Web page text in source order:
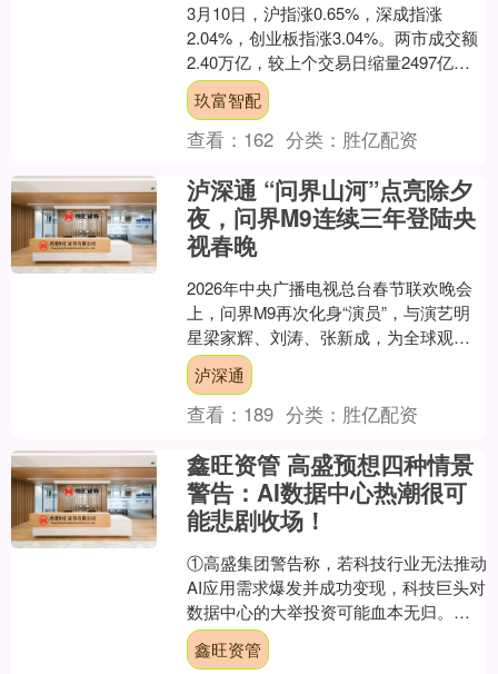
3月10日，沪指涨0.65%，深成指涨
2.04%，创业板指涨3.04%。两市成交额
2.40万亿，较上个交易日缩量2497亿。
数据显示，今日大盘主力资金净流入
29....
玖富智配
查看： 162 分类： 胜亿配资
泸深通 “问界山河”点亮除夕
夜，问界M9连续三年登陆央
视春晚
2026年中央广播电视总台春节联欢晚会
上，问界M9再次化身“演员”，与演艺明
星梁家辉、刘涛、张新成，为全球观众
献上一场科技与艺术交融的光影创意大
秀，展示中国新能....
泸深通
查看： 189 分类： 胜亿配资
鑫旺资管 高盛预想四种情景
警告：AI数据中心热潮很可
能悲剧收场！
①高盛集团警告称，若科技行业无法推动
AI应用需求爆发并成功变现，科技巨头对
数据中心的大举投资可能血本无归。②全
球AI数据中心设施建设热潮不断，预计到
2030年，....
鑫旺资管